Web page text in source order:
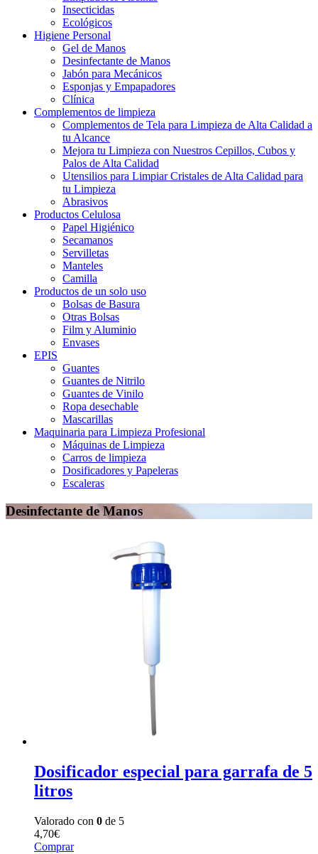
Insecticidas
Ecológicos
Higiene Personal
Gel de Manos
Desinfectante de Manos
Jabón para Mecánicos
Esponjas y Empapadores
Clínica
Complementos de limpieza
Complementos de Tela para Limpieza de Alta Calidad a
tu Alcance
Mejora tu Limpieza con Nuestros Cepillos, Cubos y
Palos de Alta Calidad
Utensilios para Limpiar Cristales de Alta Calidad para
tu Limpieza
Abrasivos
Productos Celulosa
Papel Higiénico
Secamanos
Servilletas
Manteles
Camilla
Productos de un solo uso
Bolsas de Basura
Otras Bolsas
Film y Aluminio
Envases
EPIS
Guantes
Guantes de Nitrilo
Guantes de Vinilo
Ropa desechable
Mascarillas
Maquinaria para Limpieza Profesional
Máquinas de Limpieza
Carros de limpieza
Dosificadores y Papeleras
Escaleras
Desinfectante de Manos
Dosificador especial para garrafa de 5
litros
Valorado con 0 de 5
4,70€
Comprar